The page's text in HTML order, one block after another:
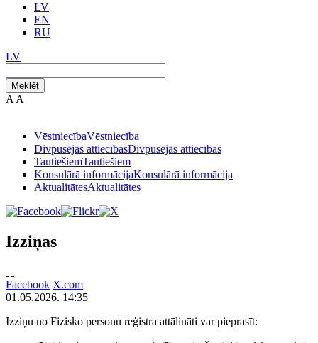
LV
EN
RU
LV
Meklēt
A A
VēstniecībaVēstniecība
Divpusējās attiecībasDivpusējās attiecības
TautiešiemTautiešiem
Konsulārā informācijaKonsulārā informācija
AktualitātesAktualitātes
Izziņas
Facebook X.com
01.05.2026. 14:35
Izziņu no Fizisko personu reģistra attālināti var pieprasīt: